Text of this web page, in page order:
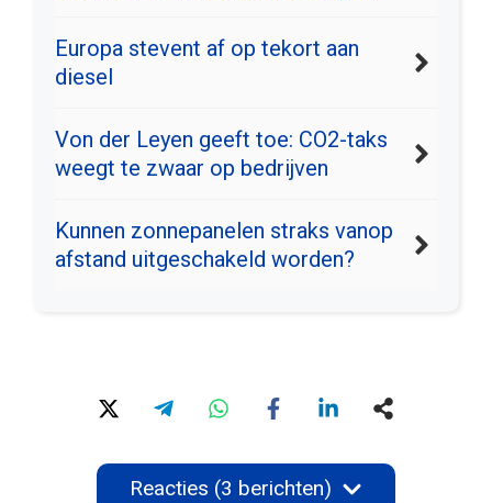
Europa stevent af op tekort aan
diesel
Von der Leyen geeft toe: CO2-taks
weegt te zwaar op bedrijven
Kunnen zonnepanelen straks vanop
afstand uitgeschakeld worden?
Reacties (3 berichten)